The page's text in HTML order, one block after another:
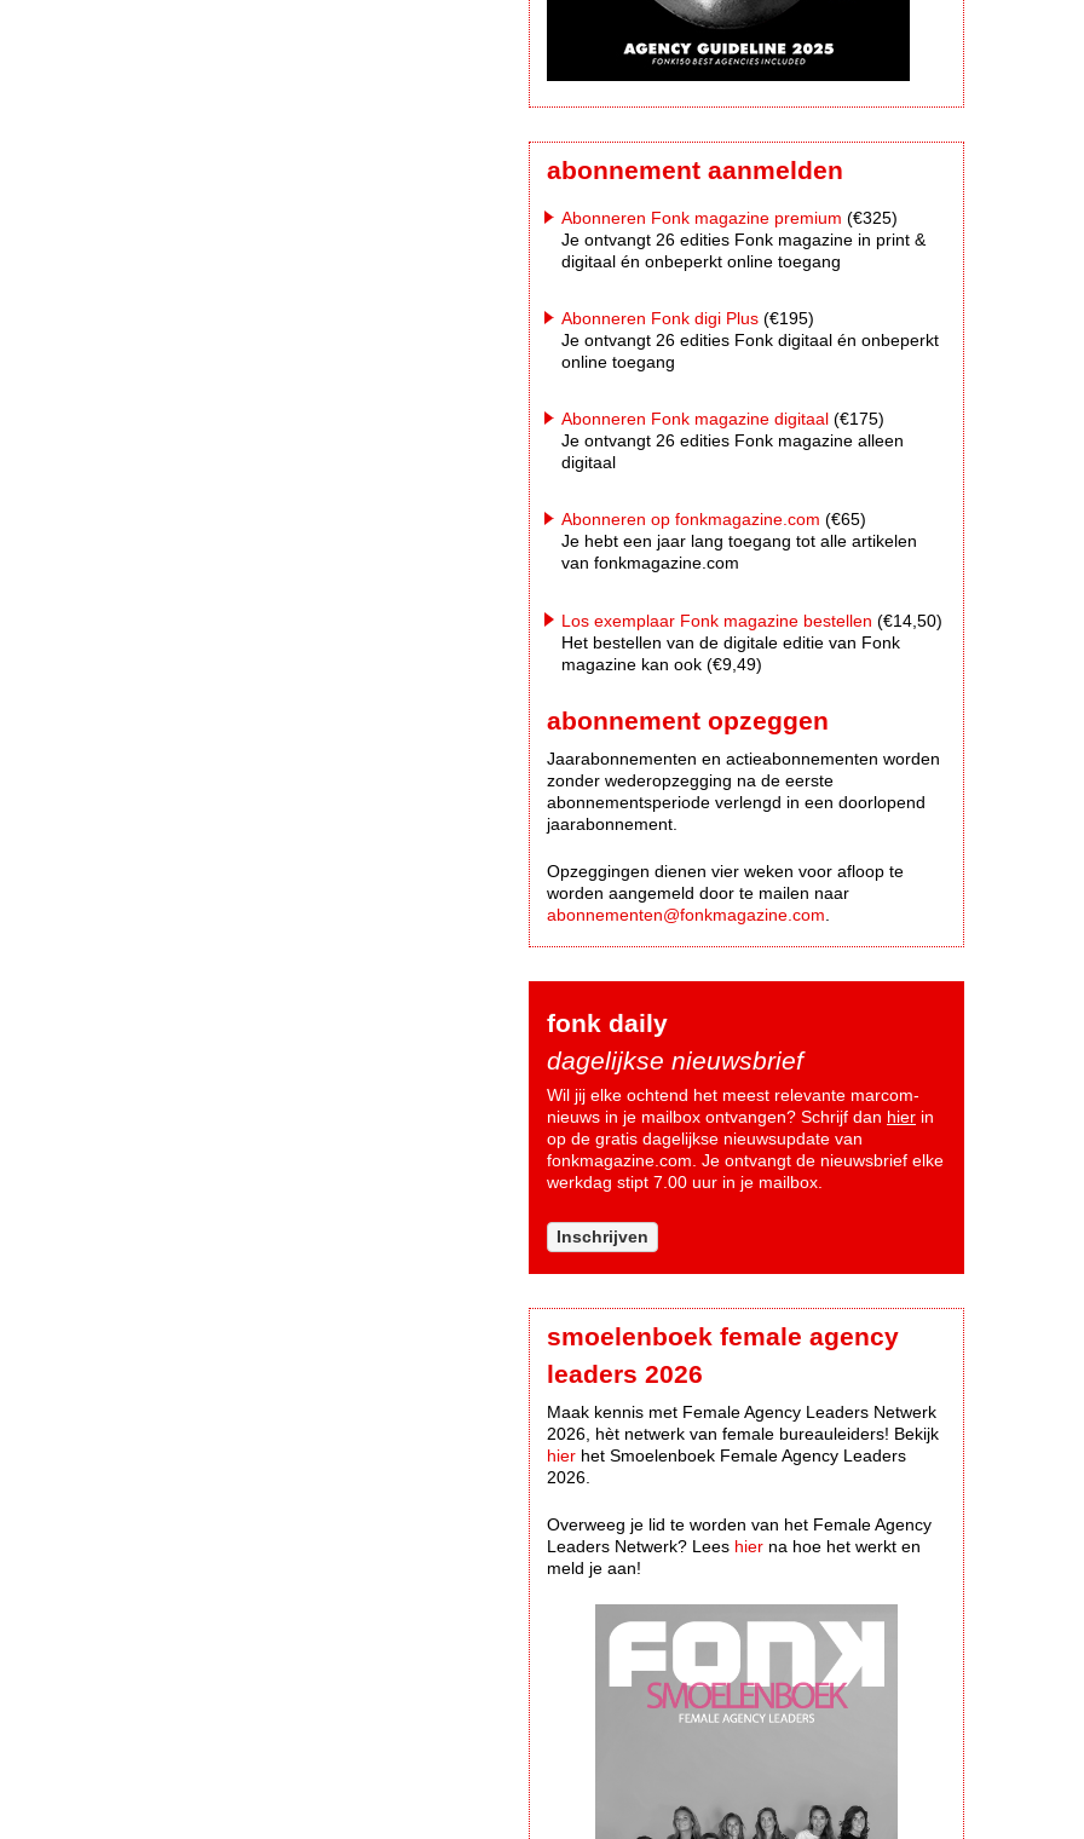
abonnement aanmelden
Abonneren Fonk magazine premium (€325)
Je ontvangt 26 edities Fonk magazine in print &
digitaal én onbeperkt online toegang
Abonneren Fonk digi Plus (€195)
Je ontvangt 26 edities Fonk digitaal én onbeperkt
online toegang
Abonneren Fonk magazine digitaal (€175)
Je ontvangt 26 edities Fonk magazine alleen
digitaal
Abonneren op fonkmagazine.com (€65)
Je hebt een jaar lang toegang tot alle artikelen
van fonkmagazine.com
Los exemplaar Fonk magazine bestellen (€14,50)
Het bestellen van de digitale editie van Fonk
magazine kan ook (€9,49)
abonnement opzeggen
Jaarabonnementen en actieabonnementen worden
zonder wederopzegging na de eerste
abonnementsperiode verlengd in een doorlopend
jaarabonnement.
Opzeggingen dienen vier weken voor afloop te
worden aangemeld door te mailen naar
abonnementen@fonkmagazine.com
fonk daily
dagelijkse nieuwsbrief
Wil jij elke ochtend het meest relevante marcom-
nieuws in je mailbox ontvangen? Schrijf dan hier in
op de gratis dagelijkse nieuwsupdate van
fonkmagazine.com. Je ontvangt de nieuwsbrief elke
werkdag stipt 7.00 uur in je mailbox.
Inschrijven
smoelenboek female agency
leaders 2026
Maak kennis met Female Agency Leaders Netwerk
2026, hèt netwerk van female bureauleiders! Bekijk
hier het Smoelenboek Female Agency Leaders
2026.
Overweeg je lid te worden van het Female Agency
Leaders Netwerk? Lees hier na hoe het werkt en
meld je aan!